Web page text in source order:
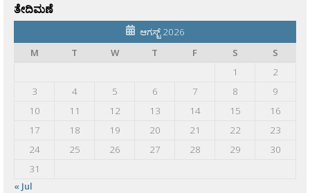
ತೇದಿಮಣೆ
ಆಗಸ್ಟ್ 2026
M
T W T F S
S
1
2
3
4 5 6 7 8
9
10
11 12 13 14 15
16
17
18 19 20 21 22
23
24
25 26 27 28 29
30
31
« Jul